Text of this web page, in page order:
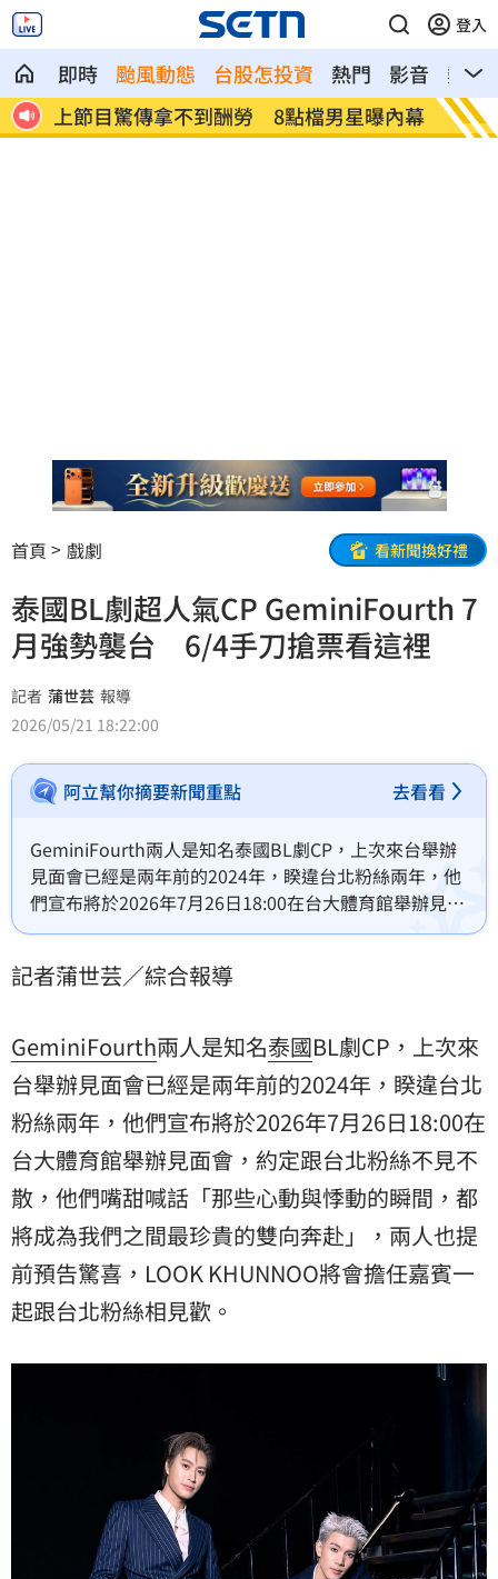
登入
即時 颱風動態 台股怎投資 熱門 影音
熱搜
長
上節目驚傳拿不到酬勞 8點檔男星曝內幕 白海
首頁 戲劇 看新聞換好禮
泰國BL劇超人氣CP GeminiFourth 7
月強勢襲台 6/4手刀搶票看這裡
記者 蒲世芸 報導
2026/05/21 18:22:00
阿立幫你摘要新聞重點 去看看
GeminiFourth兩人是知名泰國BL劇CP，上次來台舉辦
見面會已經是兩年前的2024年，睽違台北粉絲兩年，他
們宣布將於2026年7月26日18:00在台大體育館舉辦見面
會，約定跟台北粉絲不見不散，他們嘴甜喊話「那些心
赴」，兩人也提前預告驚喜，LOOK KHUNNOO將會擔
記者蒲世芸／綜合報導
GeminiFourth兩人是知名泰國BL劇CP，上次來
台舉辦見面會已經是兩年前的2024年，睽違台北
粉絲兩年，他們宣布將於2026年7月26日18:00在
台大體育館舉辦見面會，約定跟台北粉絲不見不
散，他們嘴甜喊話「那些心動與悸動的瞬間，都
將成為我們之間最珍貴的雙向奔赴」，兩人也提
前預告驚喜，LOOK KHUNNOO將會擔任嘉賓一
起跟台北粉絲相見歡。